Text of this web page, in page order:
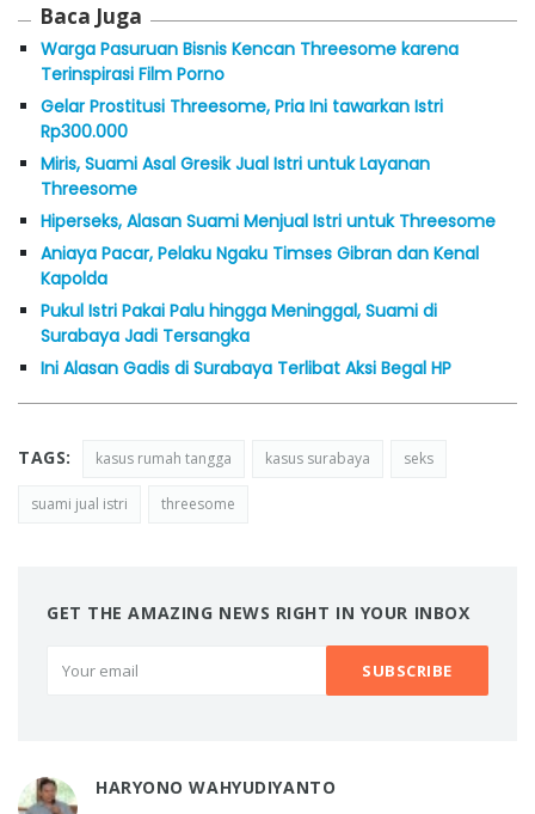
Baca Juga
Warga Pasuruan Bisnis Kencan Threesome karena
Terinspirasi Film Porno
Gelar Prostitusi Threesome, Pria Ini tawarkan Istri
Rp300.000
Miris, Suami Asal Gresik Jual Istri untuk Layanan
Threesome
Hiperseks, Alasan Suami Menjual Istri untuk Threesome
Aniaya Pacar, Pelaku Ngaku Timses Gibran dan Kenal
Kapolda
Pukul Istri Pakai Palu hingga Meninggal, Suami di
Surabaya Jadi Tersangka
Ini Alasan Gadis di Surabaya Terlibat Aksi Begal HP
TAGS: kasus rumah tangga kasus surabaya seks
suami jual istri threesome
GET THE AMAZING NEWS RIGHT IN YOUR INBOX
HARYONO WAHYUDIYANTO